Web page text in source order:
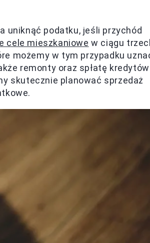
uniknąć podatku, jeśli przychód
cele mieszkaniowe w ciągu
możemy w tym przypadku
remonty oraz spłatę kredytów
skutecznie planować sprzedaż